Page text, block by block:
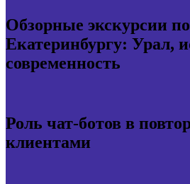
Обзорные экскурсии по
Екатеринбургу: Урал,
современность
Роль чат-ботов в
клиентами